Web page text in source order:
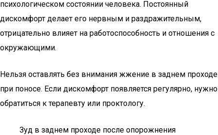
психологическом состоянии человека. Постоянный
дискомфорт делает его нервным и раздражительным,
отрицательно влияет на работоспособность и отношения с
окружающими.
Нельзя оставлять без внимания жжение в заднем проходе
при поносе. Если дискомфорт появляется регулярно, нужно
обратиться к терапевту или проктологу.
Зуд в заднем проходе после опорожнения